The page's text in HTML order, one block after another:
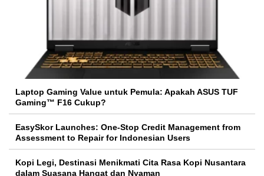
Laptop Gaming Value untuk Pemula: Apakah ASUS TUF
Gaming™ F16 Cukup?
EasySkor Launches: One-Stop Credit Management from
Assessment to Repair for Indonesian Users
Kopi Legi, Destinasi Menikmati Cita Rasa Kopi Nusantara
dalam Suasana Hangat dan Nyaman